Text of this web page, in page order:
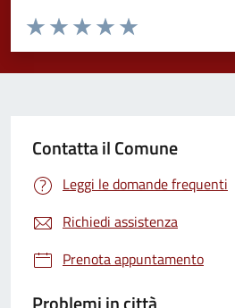
Valuta da 1 a 5 stelle la pagina
Valuta 5 stelle su 5
Valuta 4 stelle su 5
Valuta 3 stelle su 5
Valuta 2 stelle su 5
Valuta 1 stelle su 5
Contatta il Comune
Leggi le domande frequenti
Richiedi assistenza
Prenota appuntamento